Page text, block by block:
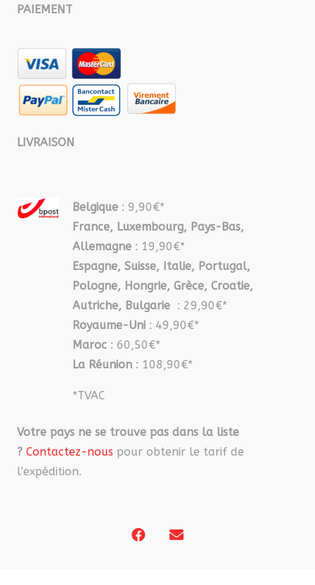
PAIEMENT
LIVRAISON
Belgique : 9,90€*
France, Luxembourg, Pays-Bas,
Allemagne : 19,90€*
Espagne, Suisse, Italie, Portugal,
Pologne, Hongrie, Grèce, Croatie,
Autriche, Bulgarie : 29,90€*
Royaume-Uni : 49,90€*
Maroc : 60,50€*
La Réunion : 108,90€*
*TVAC
Votre pays ne se trouve pas dans la liste
? Contactez-nous pour obtenir le tarif de
l’expédition.